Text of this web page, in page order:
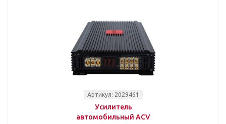
Артикул: 2029461
Усилитель
автомобильный ACV